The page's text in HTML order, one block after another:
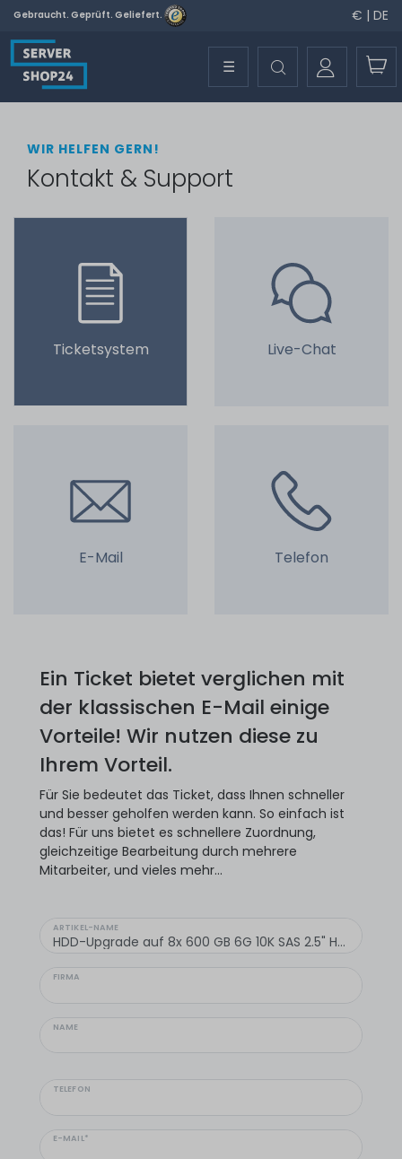
Gebraucht. Geprüft. Geliefert. € | DE
☰
WIR HELFEN GERN!
Kontakt & Support
Ticketsystem Live-Chat
E-Mail Telefon
Ein Ticket bietet verglichen mit
der klassischen E-Mail einige
Vorteile! Wir nutzen diese zu
Ihrem Vorteil.
Für Sie bedeutet das Ticket, dass Ihnen schneller
und besser geholfen werden kann. So einfach ist
das! Für uns bietet es schnellere Zuordnung,
gleichzeitige Bearbeitung durch mehrere
Mitarbeiter, und vieles mehr...
ARTIKEL-NAME
FIRMA
NAME
TELEFON
E-MAIL*